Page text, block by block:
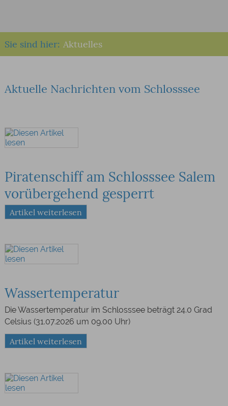
Sie sind hier: Aktuelles
Aktuelle Nachrichten vom Schlosssee
Piratenschiff am Schlosssee Salem
vorübergehend gesperrt
Artikel weiterlesen
Wassertemperatur
Die Wassertemperatur im Schlosssee beträgt 24.0 Grad
Celsius (31.07.2026 um 09.00 Uhr)
Artikel weiterlesen